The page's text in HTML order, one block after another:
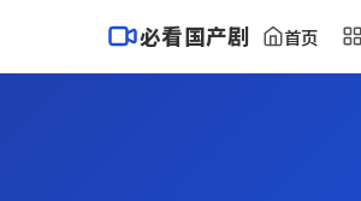
必看国产剧 首页